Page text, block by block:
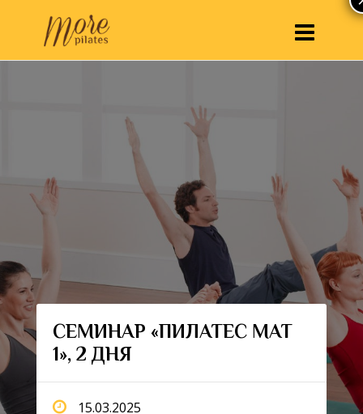
СЕМИНАР «ПИЛАТЕС МАТ
1», 2 ДНЯ
15.03.2025